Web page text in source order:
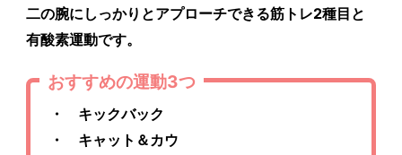
二の腕にしっかりとアプローチできる筋トレ2種目 と
有酸素運動です。
おすすめの運動3つ
・ キックバック
・ キャット＆カウ